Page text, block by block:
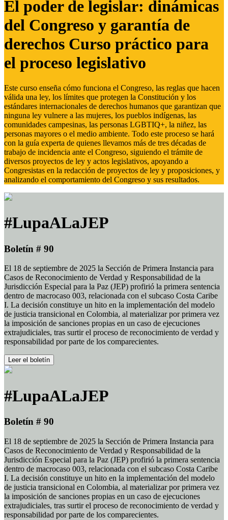
El poder de legislar: dinámicas
del Congreso y garantía de
derechos Curso práctico para
el proceso legislativo
Este curso enseña cómo funciona el Congreso, las reglas que hacen
válida una ley, los límites que protegen la Constitución y los
estándares internacionales de derechos humanos que garantizan que
ninguna ley vulnere a las mujeres, los pueblos indígenas, las
comunidades campesinas, las personas LGBTIQ+, la niñez, las
personas mayores o el medio ambiente. Todo este proceso se hará
con la guía experta de quienes llevamos más de tres décadas de
trabajo de incidencia ante el Congreso, siguiendo el trámite de
diversos proyectos de ley y actos legislativos, apoyando a
Congresistas en la redacción de proyectos de ley y proposiciones, y
analizando el comportamiento del Congreso y sus resultados.
#LupaALaJEP
Boletín # 90
El 18 de septiembre de 2025 la Sección de Primera Instancia para
Casos de Reconocimiento de Verdad y Responsabilidad de la
Jurisdicción Especial para la Paz (JEP) profirió la primera sentencia
dentro de macrocaso 003, relacionada con el subcaso Costa Caribe
I. La decisión constituye un hito en la implementación del modelo
de justicia transicional en Colombia, al materializar por primera vez
la imposición de sanciones propias en un caso de ejecuciones
extrajudiciales, tras surtir el proceso de reconocimiento de verdad y
responsabilidad por parte de los comparecientes.
Leer el boletín
#LupaALaJEP
Boletín # 90
El 18 de septiembre de 2025 la Sección de Primera Instancia para
Casos de Reconocimiento de Verdad y Responsabilidad de la
Jurisdicción Especial para la Paz (JEP) profirió la primera sentencia
dentro de macrocaso 003, relacionada con el subcaso Costa Caribe
I. La decisión constituye un hito en la implementación del modelo
de justicia transicional en Colombia, al materializar por primera vez
la imposición de sanciones propias en un caso de ejecuciones
extrajudiciales, tras surtir el proceso de reconocimiento de verdad y
responsabilidad por parte de los comparecientes.